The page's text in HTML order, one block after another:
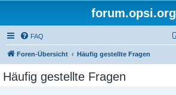
forum.opsi.org
FAQ
Foren-Übersicht Häufig gestellte Fragen
Häufig gestellte Fragen